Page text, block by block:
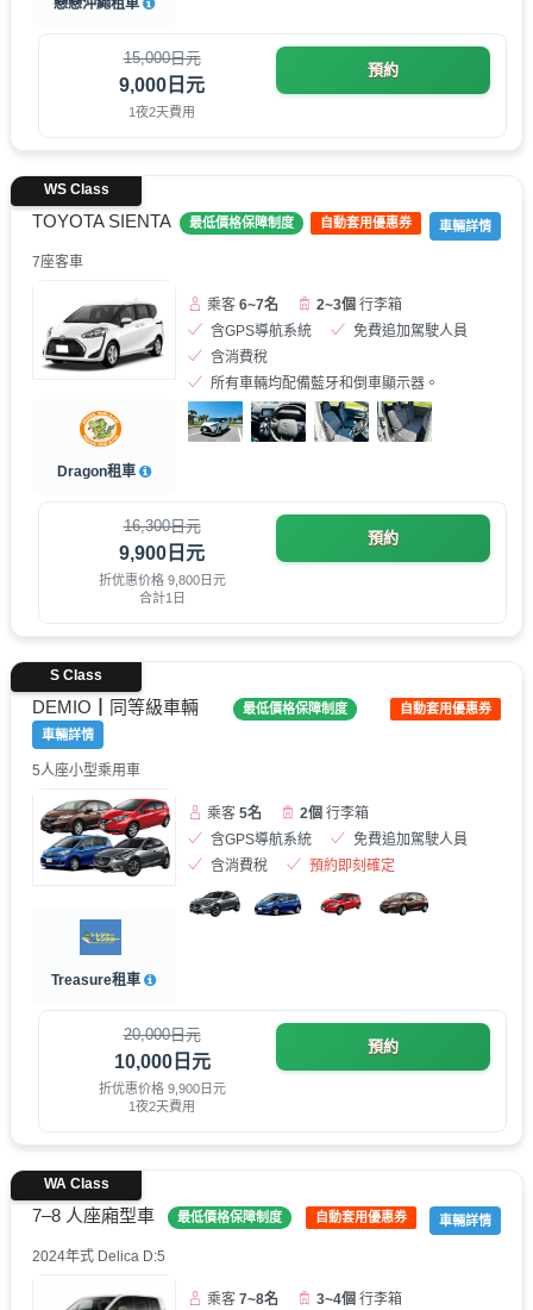
戀戀沖繩租車
15,000日元
9,000日元
1夜2天費用
預約
TOYOTA SIENTA 最低價格保障制度 自動套用優惠券 車輛詳情
WS Class
7座客車
Dragon租車
乘客6~7名 2~3個 行李箱
含GPS導航系統
免費追加駕駛人員
含消費稅
所有車輛均配備藍牙和倒車顯示器。
16,300日元
9,900日元
折优惠价格 9,800日元
合計1日
預約
DEMIO┃同等級車輛 最低價格保障制度
自動套用優惠券
車輛詳情
S Class
5人座小型乘用車
Treasure租車
乘客5名 2個 行李箱
含GPS導航系統
免費追加駕駛人員
含消費稅
預約即刻確定
20,000日元
10,000日元
折优惠价格 9,900日元
1夜2天費用
預約
7–8 人座廂型車 最低價格保障制度 自動套用優惠券 車輛詳情
WA Class
2024年式 Delica D:5
乘客7~8名 3~4個 行李箱